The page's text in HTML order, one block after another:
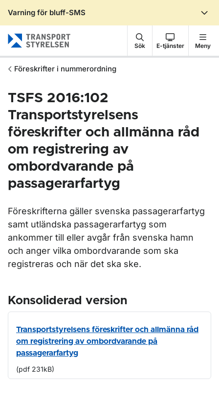
Varning för bluff-SMS
Sök E-tjänster Meny
Föreskrifter i nummerordning
TSFS 2016:102
Transportstyrelsens
föreskrifter och allmänna råd
om registrering av
ombordvarande på
passagerarfartyg
Föreskrifterna gäller svenska passagerarfartyg
samt utländska passagerarfartyg som
ankommer till eller avgår från svenska hamn
och anger vilka ombordvarande som ska
registreras och när det ska ske.
Konsoliderad version
Transportstyrelsens föreskrifter och allmänna råd
om registrering av ombordvarande på
passagerarfartyg
(pdf 231kB)